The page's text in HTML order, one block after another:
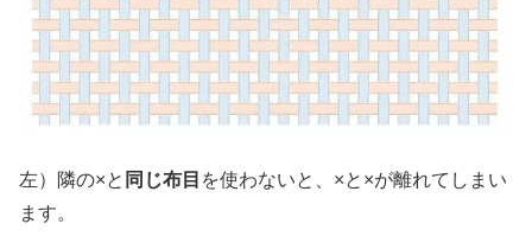
左）隣の×と 同じ布目 を使わないと、×と×が離れてしまい
ます。